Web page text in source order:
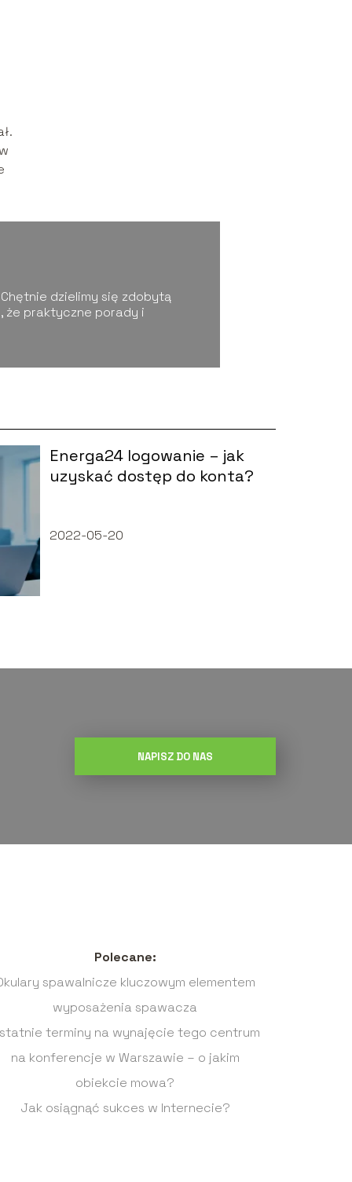
dzielimy się zdobytą
że praktyczne porady i
Energa24 logowanie – jak
uzyskać dostęp do konta?
2022-05-20
NAPISZ DO NAS
Polecane:
spawalnicze kluczowym elementem
wyposażenia spawacza
terminy na wynajęcie tego centrum
na konferencje w Warszawie – o jakim
obiekcie mowa?
Jak osiągnąć sukces w Internecie?